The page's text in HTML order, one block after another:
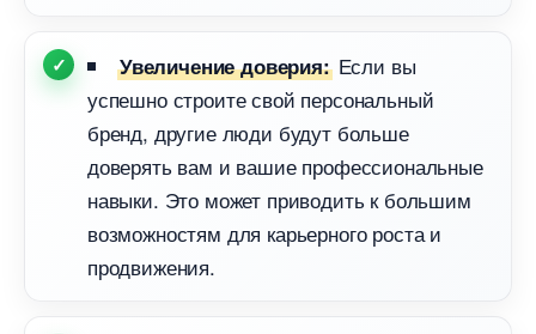
Увеличение доверия:Если вы
успешно строите свой персональный
ренд, другие люди будут больше
доверять вам и вашие профессиональные
навыки. Это может приводить к большим
озможностям для карьерного роста и
продвижения.